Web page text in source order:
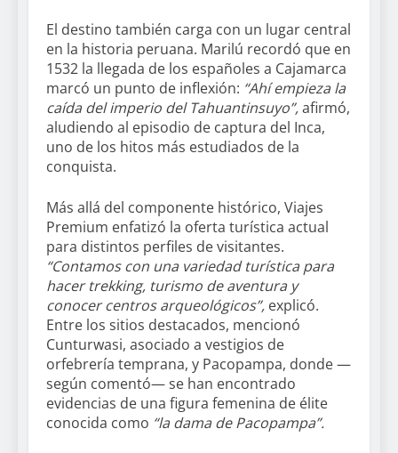
El destino también carga con un lugar central
en la historia peruana. Marilú recordó que en
1532 la llegada de los españoles a Cajamarca
marcó un punto de inflexión: “Ahí empieza la
caída del imperio del Tahuantinsuyo”,afirmó,
aludiendo al episodio de captura del Inca,
uno de los hitos más estudiados de la
conquista.
Más allá del componente histórico, Viajes
Premium enfatizó la oferta turística actual
para distintos perfiles de visitantes.
“Contamos con una variedad turística para
hacer trekking, turismo de aventura y
conocer centros arqueológicos”, explicó.
Entre los sitios destacados, mencionó
Cunturwasi, asociado a vestigios de
orfebrería temprana, y Pacopampa, donde —
según comentó— se han encontrado
evidencias de una figura femenina de élite
conocida como “la dama de Pacopampa”.